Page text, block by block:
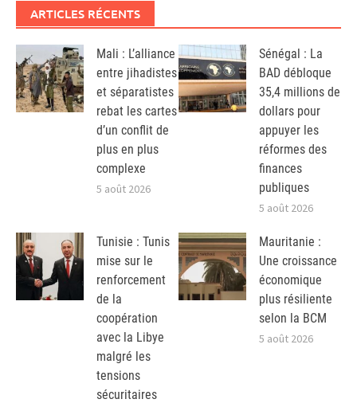
ARTICLES RÉCENTS
Mali : L’alliance
entre jihadistes
et séparatistes
rebat les cartes
d’un conflit de
plus en plus
complexe
5 août 2026
Sénégal : La
BAD débloque
35,4 millions de
dollars pour
appuyer les
réformes des
finances
publiques
5 août 2026
Tunisie : Tunis
mise sur le
renforcement
de la
coopération
avec la Libye
malgré les
tensions
sécuritaires
Mauritanie :
Une croissance
économique
plus résiliente
selon la BCM
5 août 2026